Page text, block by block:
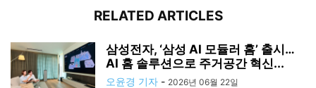
RELATED ARTICLES
삼성전자, ‘삼성 AI 모듈러 홈’ 출시…
AI 홈 솔루션으로 주거공간 혁신...
오윤경 기자 - 2026년 06월 22일